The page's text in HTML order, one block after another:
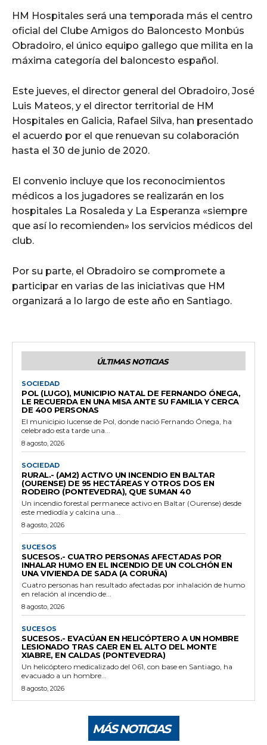
HM Hospitales será una temporada más el centro
oficial del Clube Amigos do Baloncesto Monbús
Obradoiro, el único equipo gallego que milita en la
máxima categoría del baloncesto español.
Este jueves, el director general del Obradoiro, José
Luis Mateos, y el director territorial de HM
Hospitales en Galicia, Rafael Silva, han presentado
el acuerdo por el que renuevan su colaboración
hasta el 30 de junio de 2020.
El convenio incluye que los reconocimientos
médicos a los jugadores se realizarán en los
hospitales La Rosaleda y La Esperanza «siempre
que así lo recomienden» los servicios médicos del
club.
Por su parte, el Obradoiro se compromete a
participar en varias de las iniciativas que HM
organizará a lo largo de este año en Santiago.
ÚLTIMAS NOTICIAS
SOCIEDAD
POL (LUGO), MUNICIPIO NATAL DE FERNANDO ÓNEGA,
LE RECUERDA EN UNA MISA ANTE SU FAMILIA Y CERCA
DE 400 PERSONAS
El municipio lucense de Pol, donde nació Fernando Ónega, ha
celebrado esta tarde una...
8 agosto, 2026
SOCIEDAD
RURAL.- (AM2) ACTIVO UN INCENDIO EN BALTAR
(OURENSE) DE 95 HECTÁREAS Y OTROS DOS EN
RODEIRO (PONTEVEDRA), QUE SUMAN 40
Un incendio forestal permanece activo en Baltar (Ourense) desde
este mediodía y calcina una...
8 agosto, 2026
SUCESOS
SUCESOS.- CUATRO PERSONAS AFECTADAS POR
INHALAR HUMO EN EL INCENDIO DE UN COLCHÓN EN
UNA VIVIENDA DE SADA (A CORUÑA)
Cuatro personas han resultado afectadas por inhalación de humo
en relación al incendio de...
8 agosto, 2026
SUCESOS
SUCESOS.- EVACÚAN EN HELICÓPTERO A UN HOMBRE
LESIONADO TRAS CAER EN EL ALTO DEL MONTE
XIABRE, EN CALDAS (PONTEVEDRA)
Un helicóptero medicalizado del 061, con base en Santiago, ha
evacuado a un hombre...
8 agosto, 2026
MÁS NOTICIAS